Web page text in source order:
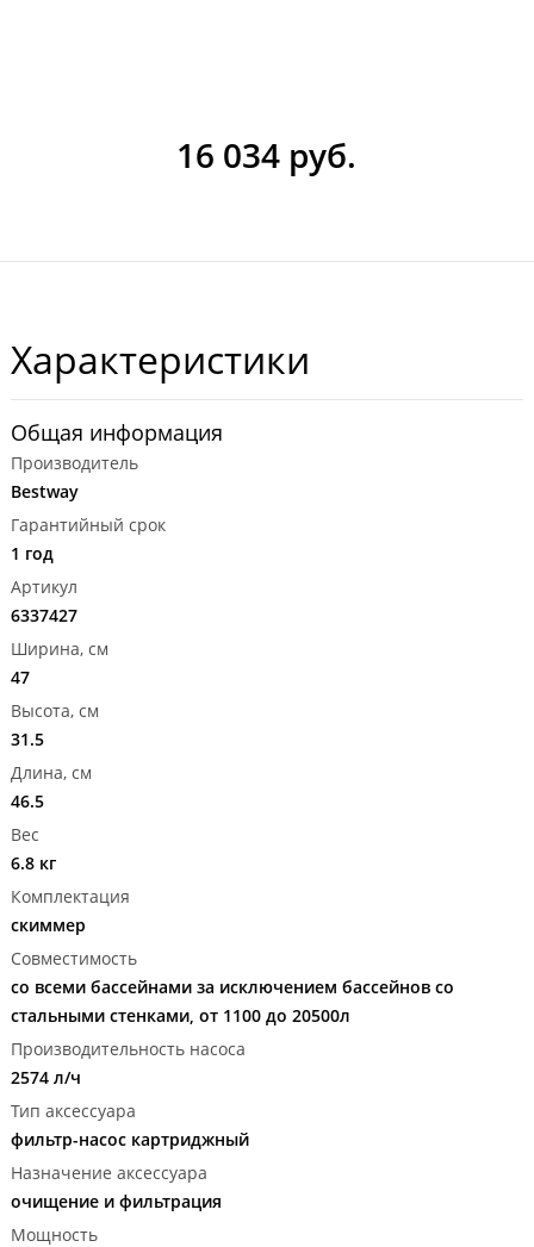
16 034 руб.
Характеристики
Общая информация
Производитель
Bestway
Гарантийный срок
1 год
Артикул
6337427
Ширина, см
47
Высота, см
31.5
Длина, см
46.5
Вес
6.8 кг
Комплектация
скиммер
Совместимость
со всеми бассейнами за исключением бассейнов со
стальными стенками, от 1100 до 20500л
Производительность насоса
2574 л/ч
Тип аксессуара
фильтр-насос картриджный
Назначение аксессуара
очищение и фильтрация
Мощность